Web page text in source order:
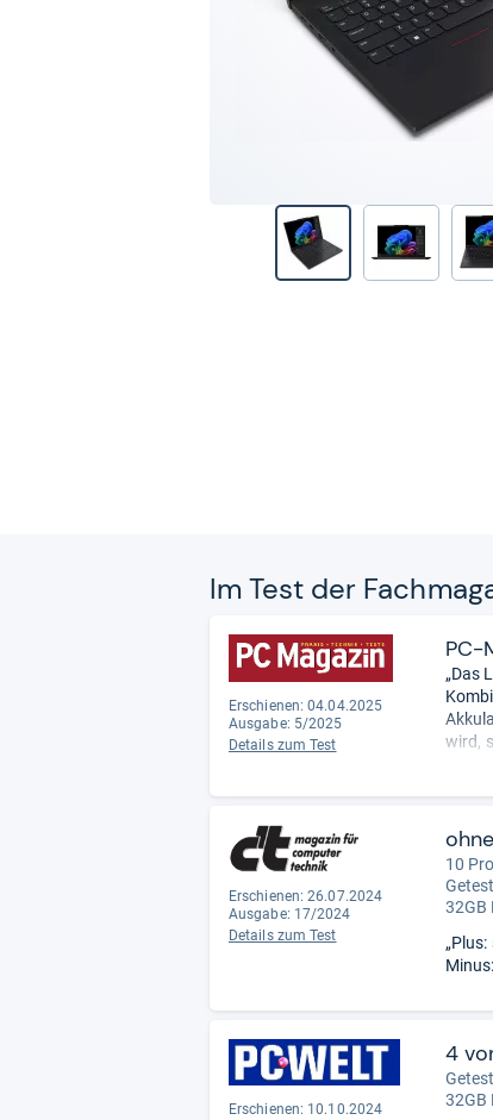
Im Test der
Erschienen: 04.04.2025
Ausgabe: 5/2025
Details zum Test
PC-
„Das
wird,
Erschienen: 26.07.2024
Ausgabe: 17/2024
Details zum Test
10
32GB
Erschienen: 10.10.2024
4
32GB